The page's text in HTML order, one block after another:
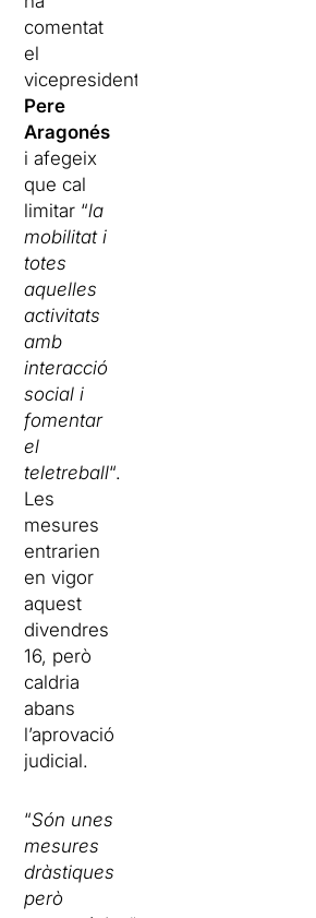
comentat
el
vicepresident
Pere
Aragonés
i afegeix
que cal
limitar “la
mobilitat i
totes
aquelles
activitats
amb
interacció
social i
fomentar
el
teletreball“.
Les
mesures
entrarien
en vigor
aquest
divendres
16, però
caldria
abans
l’aprovació
judicial.
“Són unes
mesures
dràstiques
però